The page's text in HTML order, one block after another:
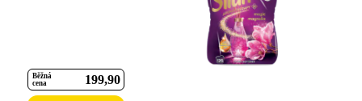
Běžná
cena
199 90